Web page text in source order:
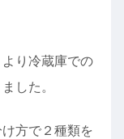
り冷蔵庫での
した。
方で２種類を